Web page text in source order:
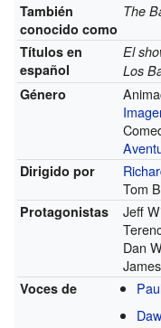
También
conocido como
The
Títulos en
español
El
Los
Género
Dirigido por
Tom
Protagonistas
Jeff
Dan
Voces de